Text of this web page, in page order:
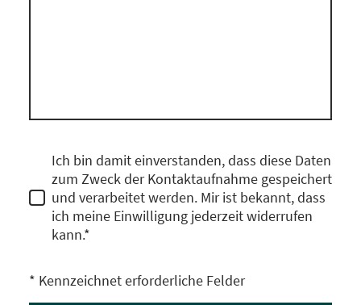
Ich bin damit einverstanden, dass diese Daten
zum Zweck der Kontaktaufnahme gespeichert
und verarbeitet werden. Mir ist bekannt, dass
ich meine Einwilligung jederzeit widerrufen
kann.*
* Kennzeichnet erforderliche Felder